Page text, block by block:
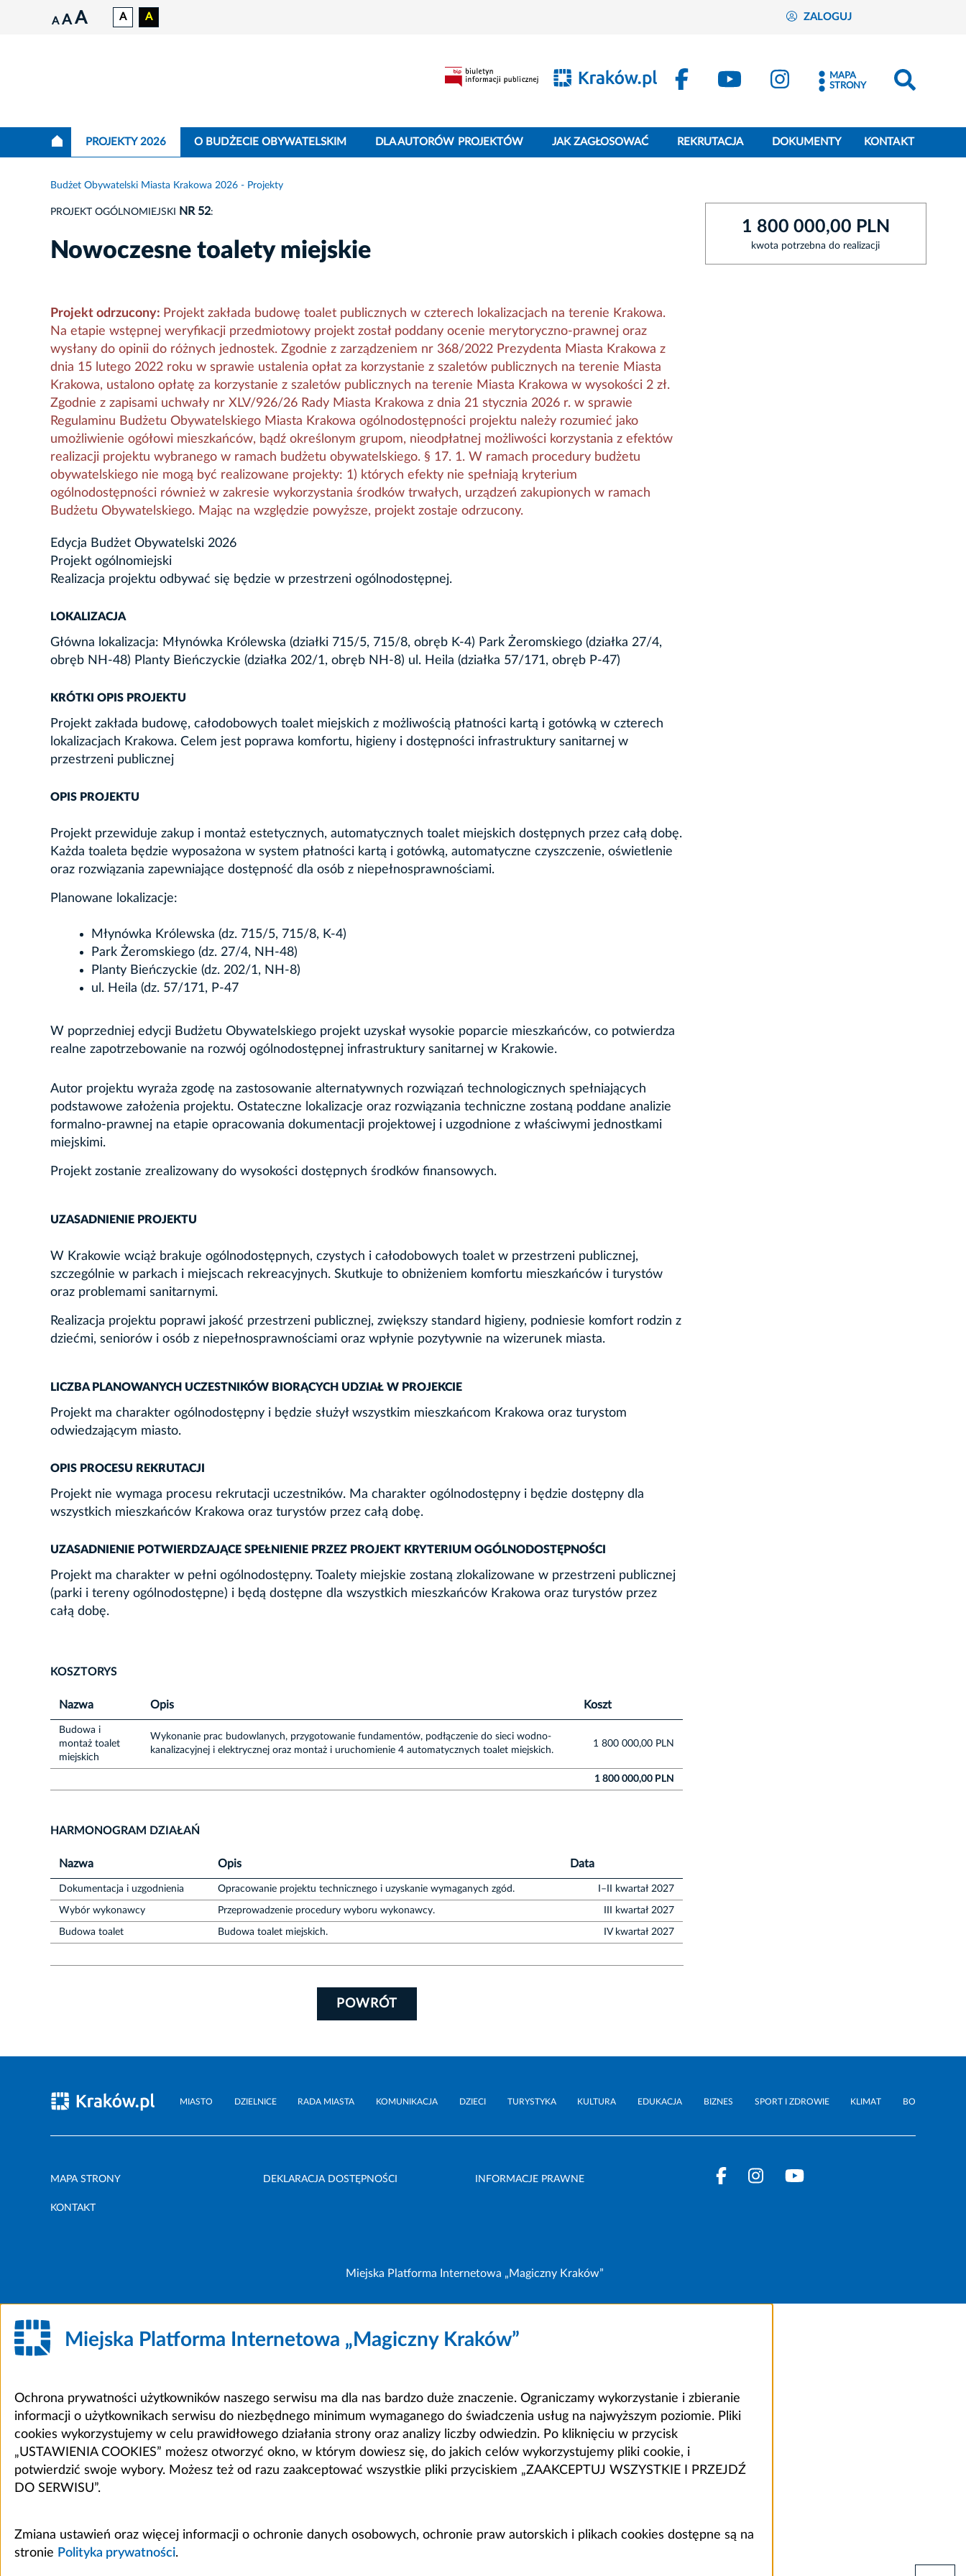
A A A A A ZALOGUJ
MAPA
STRONY
PROJEKTY 2026 O BUDŻECIE OBYWATELSKIM DLA AUTORÓW PROJEKTÓW JAK ZAGŁOSOWAĆ REKRUTACJA DOKUMENTY KONTAKT
Budżet Obywatelski Miasta Krakowa 2026 - Projekty
PROJEKT OGÓLNOMIEJSKI NR 52:
Nowoczesne toalety miejskie
Projekt odrzucony: Projekt zakłada budowę toalet publicznych w czterech lokalizacjach na terenie Krakowa.
Na etapie wstępnej weryfikacji przedmiotowy projekt został poddany ocenie merytoryczno-prawnej oraz
wysłany do opinii do różnych jednostek. Zgodnie z zarządzeniem nr 368/2022 Prezydenta Miasta Krakowa z
dnia 15 lutego 2022 roku w sprawie ustalenia opłat za korzystanie z szaletów publicznych na terenie Miasta
Krakowa, ustalono opłatę za korzystanie z szaletów publicznych na terenie Miasta Krakowa w wysokości 2 zł.
Zgodnie z zapisami uchwały nr XLV/926/26 Rady Miasta Krakowa z dnia 21 stycznia 2026 r. w sprawie
Regulaminu Budżetu Obywatelskiego Miasta Krakowa ogólnodostępności projektu należy rozumieć jako
umożliwienie ogółowi mieszkańców, bądź określonym grupom, nieodpłatnej możliwości korzystania z efektów
realizacji projektu wybranego w ramach budżetu obywatelskiego. § 17. 1. W ramach procedury budżetu
obywatelskiego nie mogą być realizowane projekty: 1) których efekty nie spełniają kryterium
ogólnodostępności również w zakresie wykorzystania środków trwałych, urządzeń zakupionych w ramach
Budżetu Obywatelskiego. Mając na względzie powyższe, projekt zostaje odrzucony.
Edycja Budżet Obywatelski 2026
Projekt ogólnomiejski
Realizacja projektu odbywać się będzie w przestrzeni ogólnodostępnej.
LOKALIZACJA
Główna lokalizacja: Młynówka Królewska (działki 715/5, 715/8, obręb K-4) Park Żeromskiego (działka 27/4,
obręb NH-48) Planty Bieńczyckie (działka 202/1, obręb NH-8) ul. Heila (działka 57/171, obręb P-47)
KRÓTKI OPIS PROJEKTU
Projekt zakłada budowę, całodobowych toalet miejskich z możliwością płatności kartą i gotówką w czterech
lokalizacjach Krakowa. Celem jest poprawa komfortu, higieny i dostępności infrastruktury sanitarnej w
przestrzeni publicznej
OPIS PROJEKTU
Projekt przewiduje zakup i montaż estetycznych, automatycznych toalet miejskich dostępnych przez całą dobę.
Każda toaleta będzie wyposażona w system płatności kartą i gotówką, automatyczne czyszczenie, oświetlenie
oraz rozwiązania zapewniające dostępność dla osób z niepełnosprawnościami.
Planowane lokalizacje:
Młynówka Królewska (dz. 715/5, 715/8, K-4)
Park Żeromskiego (dz. 27/4, NH-48)
Planty Bieńczyckie (dz. 202/1, NH-8)
ul. Heila (dz. 57/171, P-47
W poprzedniej edycji Budżetu Obywatelskiego projekt uzyskał wysokie poparcie mieszkańców, co potwierdza
realne zapotrzebowanie na rozwój ogólnodostępnej infrastruktury sanitarnej w Krakowie.
Autor projektu wyraża zgodę na zastosowanie alternatywnych rozwiązań technologicznych spełniających
podstawowe założenia projektu. Ostateczne lokalizacje oraz rozwiązania techniczne zostaną poddane analizie
formalno-prawnej na etapie opracowania dokumentacji projektowej i uzgodnione z właściwymi jednostkami
miejskimi.
Projekt zostanie zrealizowany do wysokości dostępnych środków finansowych.
UZASADNIENIE PROJEKTU
W Krakowie wciąż brakuje ogólnodostępnych, czystych i całodobowych toalet w przestrzeni publicznej,
szczególnie w parkach i miejscach rekreacyjnych. Skutkuje to obniżeniem komfortu mieszkańców i turystów
oraz problemami sanitarnymi.
Realizacja projektu poprawi jakość przestrzeni publicznej, zwiększy standard higieny, podniesie komfort rodzin z
dziećmi, seniorów i osób z niepełnosprawnościami oraz wpłynie pozytywnie na wizerunek miasta.
LICZBA PLANOWANYCH UCZESTNIKÓW BIORĄCYCH UDZIAŁ W PROJEKCIE
Projekt ma charakter ogólnodostępny i będzie służył wszystkim mieszkańcom Krakowa oraz turystom
odwiedzającym miasto.
OPIS PROCESU REKRUTACJI
Projekt nie wymaga procesu rekrutacji uczestników. Ma charakter ogólnodostępny i będzie dostępny dla
wszystkich mieszkańców Krakowa oraz turystów przez całą dobę.
UZASADNIENIE POTWIERDZAJĄCE SPEŁNIENIE PRZEZ PROJEKT KRYTERIUM OGÓLNODOSTĘPNOŚCI
Projekt ma charakter w pełni ogólnodostępny. Toalety miejskie zostaną zlokalizowane w przestrzeni publicznej
(parki i tereny ogólnodostępne) i będą dostępne dla wszystkich mieszkańców Krakowa oraz turystów przez
całą dobę.
KOSZTORYS
Nazwa Opis Koszt
Budowa i
montaż toalet
miejskich
Wykonanie prac budowlanych, przygotowanie fundamentów, podłączenie do sieci wodno-
kanalizacyjnej i elektrycznej oraz montaż i uruchomienie 4 automatycznych toalet miejskich.
1 800 000,00 PLN
1 800 000,00 PLN
HARMONOGRAM DZIAŁAŃ
Nazwa Opis Data
Dokumentacja i uzgodnienia Opracowanie projektu technicznego i uzyskanie wymaganych zgód. I–II kwartał 2027
Wybór wykonawcy Przeprowadzenie procedury wyboru wykonawcy. III kwartał 2027
Budowa toalet Budowa toalet miejskich. IV kwartał 2027
POWRÓT
1 800 000,00 PLN
kwota potrzebna do realizacji
MIASTO DZIELNICE RADA MIASTA KOMUNIKACJA DZIECI TURYSTYKA KULTURA EDUKACJA BIZNES SPORT I ZDROWIE KLIMAT BO
MAPA STRONY DEKLARACJA DOSTĘPNOŚCI INFORMACJE PRAWNE
KONTAKT
Miejska Platforma Internetowa „Magiczny Kraków”
Miejska Platforma Internetowa „Magiczny Kraków”
Ochrona prywatności użytkowników naszego serwisu ma dla nas bardzo duże znaczenie. Ograniczamy wykorzystanie i zbieranie
informacji o użytkownikach serwisu do niezbędnego minimum wymaganego do świadczenia usług na najwyższym poziomie. Pliki
cookies wykorzystujemy w celu prawidłowego działania strony oraz analizy liczby odwiedzin. Po kliknięciu w przycisk
„USTAWIENIA COOKIES” możesz otworzyć okno, w którym dowiesz się, do jakich celów wykorzystujemy pliki cookie, i
potwierdzić swoje wybory. Możesz też od razu zaakceptować wszystkie pliki przyciskiem „ZAAKCEPTUJ WSZYSTKIE I PRZEJDŹ
DO SERWISU”.
Zmiana ustawień oraz więcej informacji o ochronie danych osobowych, ochronie praw autorskich i plikach cookies dostępne są na
stronie Polityka prywatności.